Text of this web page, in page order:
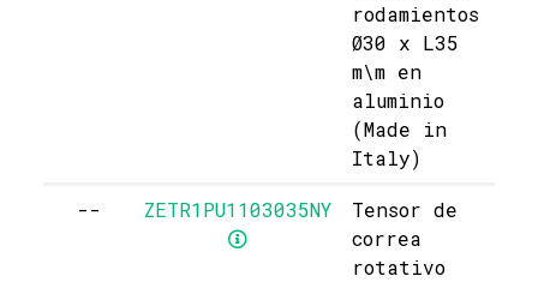
rodamientos
Ø30 x L35
m\m en
aluminio
(Made in
Italy)
-- ZETR1PU1103035NY
Tensor de
correa
rotativo